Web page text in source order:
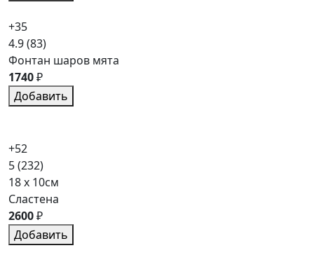
+35
4.9(83)
Фонтан шаров мята
1740₽
Добавить
+52
5(232)
18 x 10см
Сластена
2600₽
Добавить